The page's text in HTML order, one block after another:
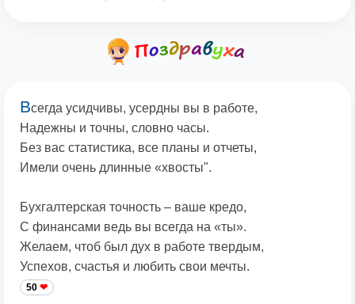
Всегда усидчивы, усердны вы в работе,
Надежны и точны, словно часы.
Без вас статистика, все планы и отчеты,
Имели очень длинные «хвосты".
Бухгалтерская точность – ваше кредо,
С финансами ведь вы всегда на «ты».
Желаем, чтоб был дух в работе твердым,
Успехов, счастья и любить свои мечты.
50